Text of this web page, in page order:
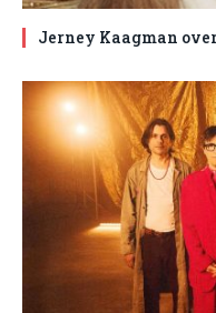
Jerney Kaagman